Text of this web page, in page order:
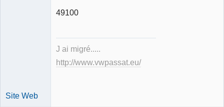
49100
J ai migré.....
http://www.vwpassat.eu/
Site Web